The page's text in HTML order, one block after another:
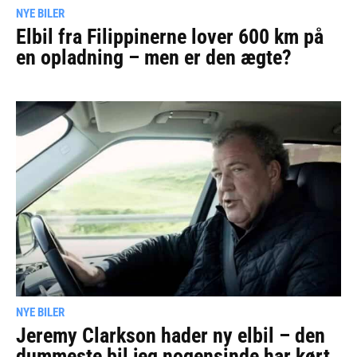
NYE BILER
Elbil fra Filippinerne lover 600 km på
en opladning – men er den ægte?
NYE BILER
Jeremy Clarkson hader ny elbil – den